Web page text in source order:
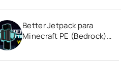
Better Jetpack para
Minecraft PE (Bedrock)